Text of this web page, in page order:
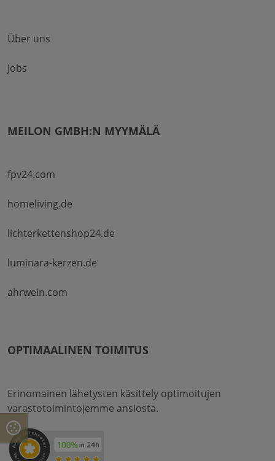
Über uns
Jobs
MEILON GMBH:N MYYMÄLÄ
fpv24.com
homeliving.de
lichterkettenshop24.de
luminara-kerzen.de
ahrwein.com
OPTIMAALINEN TOIMITUS
Erinomainen lähetysten käsittely optimoitujen
varastotoimintojemme ansiosta.